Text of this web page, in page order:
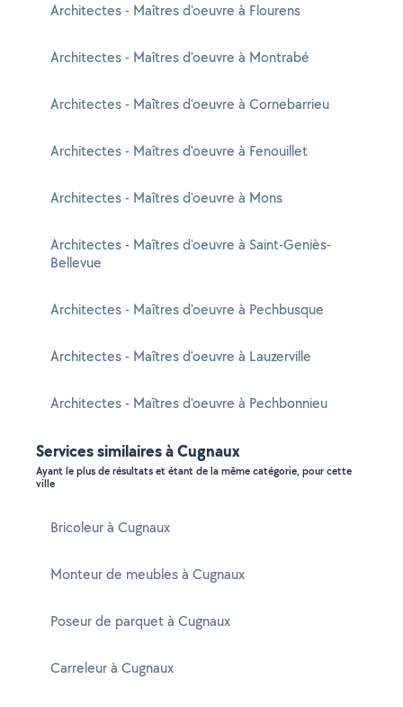
Architectes - Maîtres d'oeuvre à Flourens
Architectes - Maîtres d'oeuvre à Montrabé
Architectes - Maîtres d'oeuvre à Cornebarrieu
Architectes - Maîtres d'oeuvre à Fenouillet
Architectes - Maîtres d'oeuvre à Mons
Architectes - Maîtres d'oeuvre à Saint-Geniès-
Bellevue
Architectes - Maîtres d'oeuvre à Pechbusque
Architectes - Maîtres d'oeuvre à Lauzerville
Architectes - Maîtres d'oeuvre à Pechbonnieu
Services similaires à Cugnaux
Ayant le plus de résultats et étant de la même catégorie, pour cette
ville
Bricoleur à Cugnaux
Monteur de meubles à Cugnaux
Poseur de parquet à Cugnaux
Carreleur à Cugnaux